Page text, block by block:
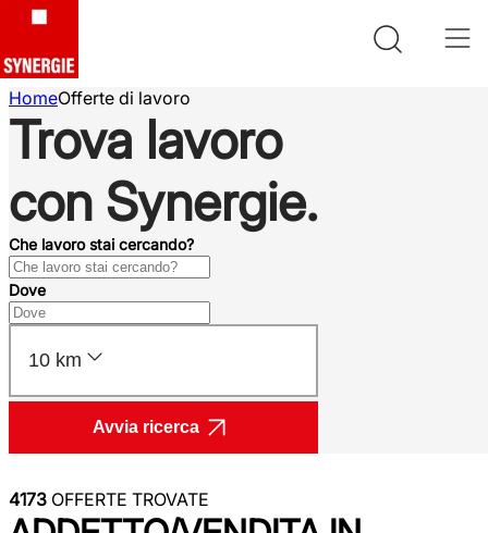
HomeOfferte di lavoro
Trova lavoro
con Synergie.
Che lavoro stai cercando?
Dove
10 km
Avvia ricerca
4173 OFFERTE TROVATE